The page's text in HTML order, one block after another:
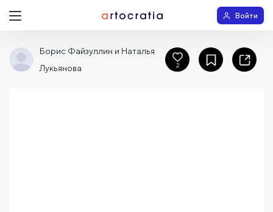
Войти
Борис Файзуллин и Наталья
Лукьянова
2